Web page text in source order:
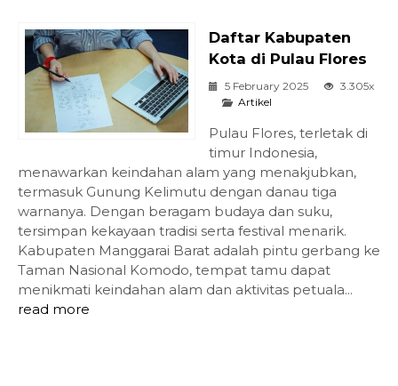
Daftar Kabupaten
Kota di Pulau Flores
5 February 2025
3.305x
Artikel
Pulau Flores, terletak di
timur Indonesia,
menawarkan keindahan alam yang menakjubkan,
termasuk Gunung Kelimutu dengan danau tiga
warnanya. Dengan beragam budaya dan suku,
tersimpan kekayaan tradisi serta festival menarik.
Kabupaten Manggarai Barat adalah pintu gerbang ke
Taman Nasional Komodo, tempat tamu dapat
menikmati keindahan alam dan aktivitas petuala...
read more